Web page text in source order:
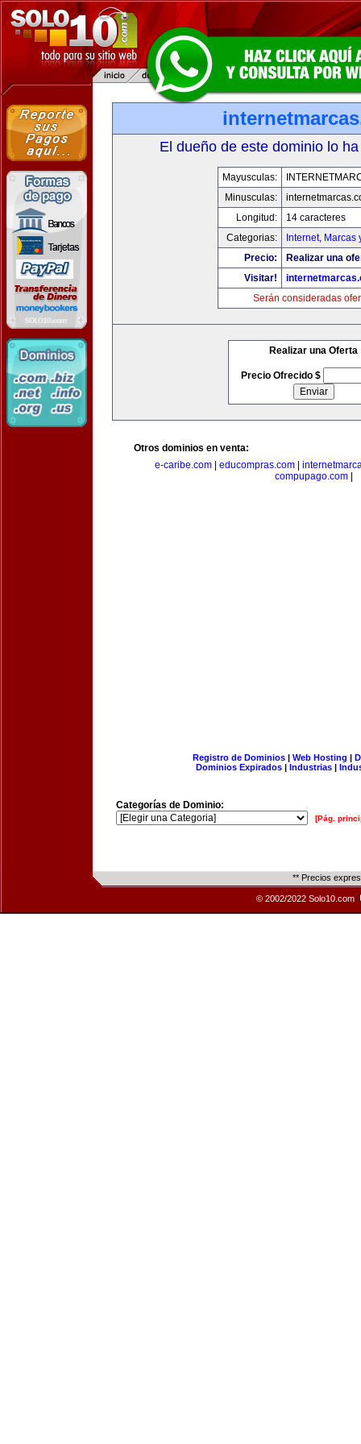
El dueño de este dominio lo
Mayusculas:
Minusculas:
Longitud:
14 caracteres
Categorias:
Internet, Marcas
Precio:
Realizar una
Visitar!
Serán consideradas
Realizar una Oferta
Precio Ofrecido $
Otros dominios en venta:
e-caribe.com| educompras.com|
compupago.com|
Registro de Dominios| Web Hosting |
Dominios Expirados | Industrias |
Categorías de Dominio:
[Pág.
** Precios
© 2002/2022 Solo10.com